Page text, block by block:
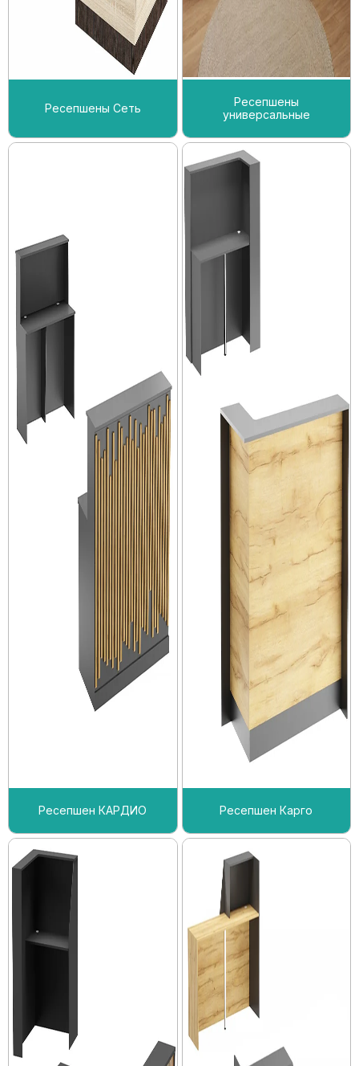
Ресепшены Сеть
Ресепшены
универсальные
Ресепшен КАРДИО Ресепшен Карго